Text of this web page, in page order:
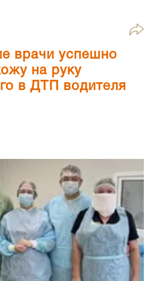
врачи успешно
на руку
в ДТП водителя